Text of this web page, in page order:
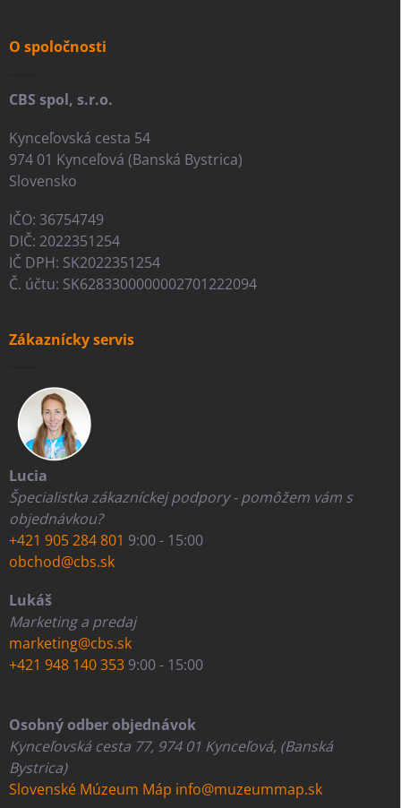
O spoločnosti
CBS spol, s.r.o.
Kynceľovská cesta 54
974 01 Kynceľová (Banská Bystrica)
Slovensko
IČO: 36754749
DIČ: 2022351254
IČ DPH: SK2022351254
Č. účtu: SK6283300000002701222094
Zákaznícky servis
Lucia
Špecialistka zákazníckej podpory - pomôžem vám s
objednávkou?
+421 905 284 801 9:00 - 15:00
obchod@cbs.sk
Lukáš
Marketing a predaj
marketing@cbs.sk
+421 948 140 353 9:00 - 15:00
Osobný odber objednávok
Kynceľovská cesta 77, 974 01 Kynceľová, (Banská
Bystrica)
Slovenské Múzeum Máp info@muzeummap.sk